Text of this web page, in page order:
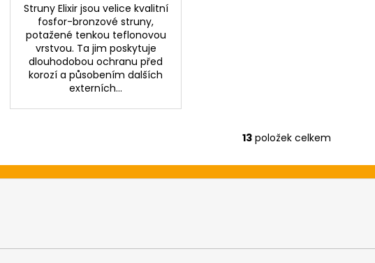
Struny Elixir jsou velice kvalitní
fosfor-bronzové struny,
potažené tenkou teflonovou
vrstvou. Ta jim poskytuje
dlouhodobou ochranu před
korozí a působením dalších
externích...
O
v
l
í
13položek celkem